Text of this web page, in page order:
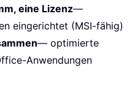
eine Lizenz—
eingerichtet (MSI-fähig)
— optimierte
Anwendungen